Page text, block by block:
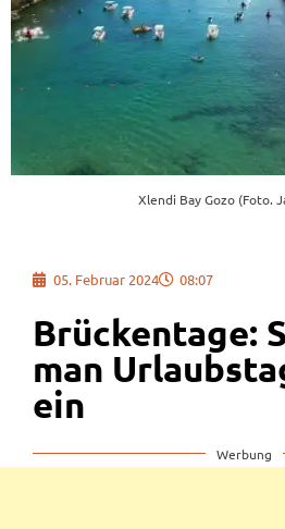
Xlendi Bay Gozo (Foto.
05. Februar 2024 08:07
Brückentage:
man
ein
Werbung